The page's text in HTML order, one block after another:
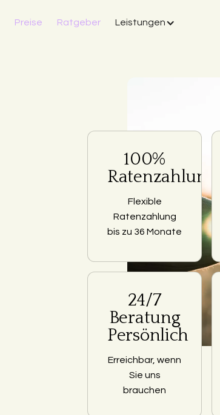
Preise Ratgeber Leistungen
100%
Ratenzahlung
Flexible
Ratenzahlung
bis zu 36 Monate
24/7
Beratung
Persönlich
Erreichbar, wenn
Sie uns
brauchen